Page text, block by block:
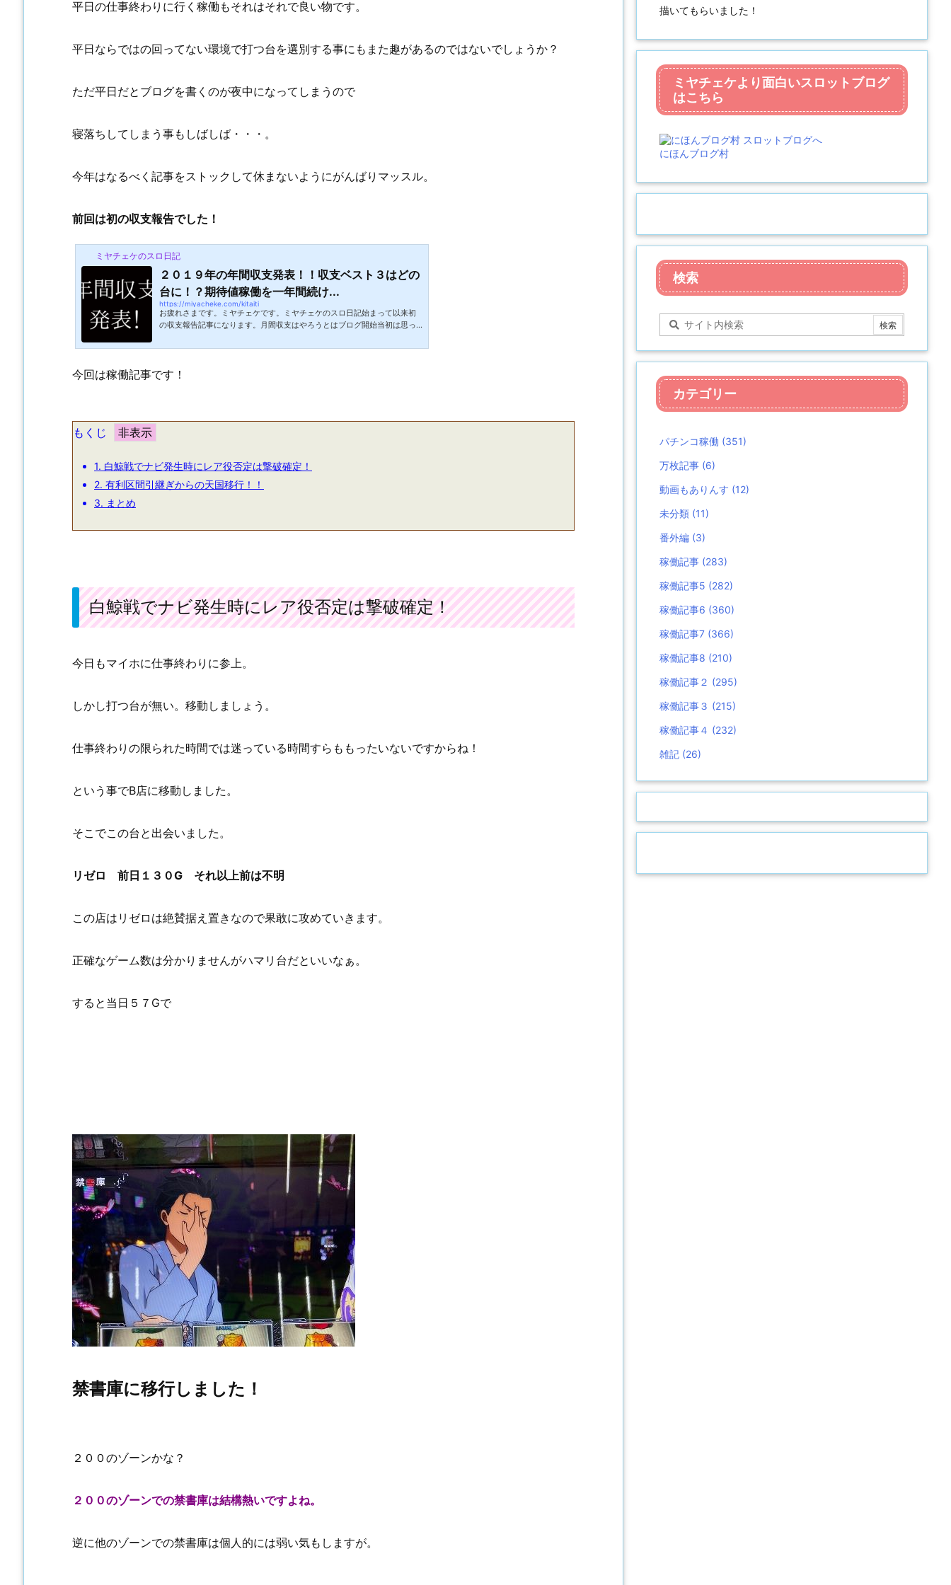
平日の仕事終わりに行く稼働もそれはそれで良い物です。
平日ならではの回ってない環境で打つ台を選別する事にもまた趣があるのではないでしょうか？
ただ平日だとブログを書くのが夜中になってしまうので
寝落ちしてしまう事もしばしば・・・。
今年はなるべく記事をストックして休まないようにがんばりマッスル。
前回は初の収支報告でした！
ミヤチェケのスロ日記
２０１９年の年間収支発表！！収支ベスト３はどの
台に！？期待値稼働を一年間続け...
https://miyacheke.com/kitaiti
お疲れさまです。ミヤチェケです。ミヤチェケのスロ日記始まって以来初
の収支報告記事になります。月間収支はやろうとはブログ開始当初は思っ
さいから来月からやろう。これを毎月繰り返してきた結果、一度もやらず
今に至るわけです。しかし収支を見返すのは大事で、この記事の為に収支
今回は稼働記事です！
もくじ
1. 白鯨戦でナビ発生時にレア役否定は撃破確定！
2. 有利区間引継ぎからの天国移行！！
3. まとめ
白鯨戦でナビ発生時にレア役否定は撃破確定！
今日もマイホに仕事終わりに参上。
しかし打つ台が無い。移動しましょう。
仕事終わりの限られた時間では迷っている時間すらももったいないですからね！
という事でB店に移動しました。
そこでこの台と出会いました。
リゼロ 前日１３０G それ以上前は不明
この店はリゼロは絶賛据え置きなので果敢に攻めていきます。
正確なゲーム数は分かりませんがハマリ台だといいなぁ。
すると当日５７Gで
禁書庫に移行しました！
２００のゾーンかな？
２００のゾーンでの禁書庫は結構熱いですよね。
逆に他のゾーンでの禁書庫は個人的には弱い気もしますが。
描いてもらいました！
ミヤチェケより面白いスロットブログ
はこちら
にほんブログ村
検索
カテゴリー
パチンコ稼働 (351)
万枚記事 (6)
動画もありんす (12)
未分類 (11)
番外編 (3)
稼働記事 (283)
稼働記事5 (282)
稼働記事6 (360)
稼働記事7 (366)
稼働記事8 (210)
稼働記事２ (295)
稼働記事３ (215)
稼働記事４ (232)
雑記 (26)